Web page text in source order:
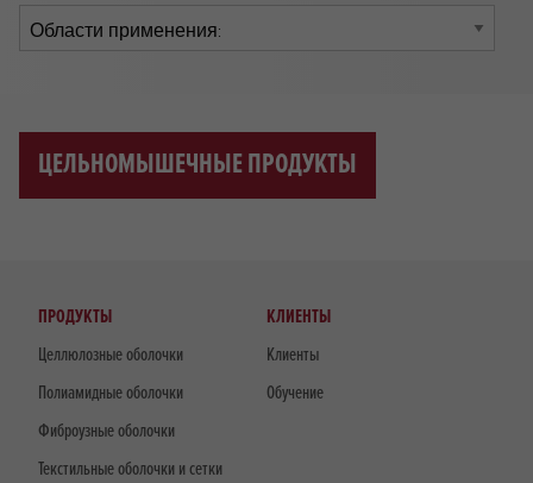
ЦЕЛЬНОМЫШЕЧНЫЕ ПРОДУКТЫ
ПРОДУКТЫ
Целлюлозные оболочки
Полиамидные оболочки
Фиброузные оболочки
Текстильные оболочки и сетки
КЛИЕНТЫ
Клиенты
Обучение